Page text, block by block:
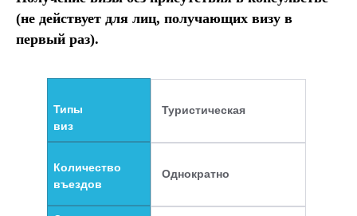
(не действует для лиц, получающих визу в
первый раз).
Однократно
Количество
въездов
Туристическая
Типы
виз